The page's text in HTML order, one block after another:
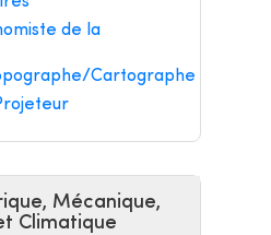
de la
Cartographe
Mécanique,
Climatique